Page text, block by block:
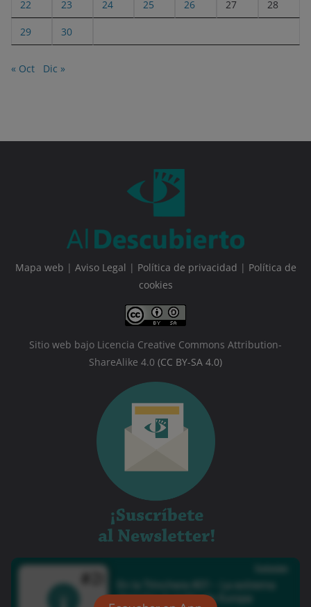
22 23 24 25 26 27 28
29 30
« Oct Dic »
Mapa web | Aviso Legal | Política de privacidad | Política de
cookies
Sitio web bajo Licencia Creative Commons Attribution-
ShareAlike 4.0 (CC BY-SA 4.0)